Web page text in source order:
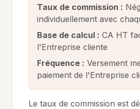
Taux de commission :
individuellement avec
Base de calcul : CA HT
l'Entreprise cliente
Fréquence : Versement
paiement de l'Entreprise
Le taux de commission est